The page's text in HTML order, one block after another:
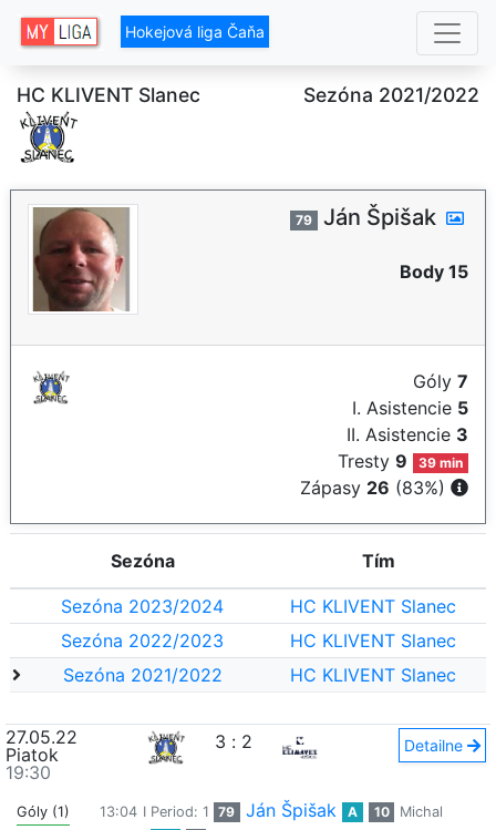
Hokejová liga Čaňa
HC KLIVENT Slanec Sezóna 2021/2022
79 Ján Špišak
Body 15
Góly 7
I. Asistencie 5
II. Asistencie 3
Tresty9 39 min
Zápasy 26 (83%)
Sezóna Tím
Sezóna 2023/2024
HC KLIVENT Slanec
Sezóna 2022/2023
HC KLIVENT Slanec
Sezóna 2021/2022
HC KLIVENT Slanec
27.05.22
Piatok
19:30
3 : 2 Detailne
Góly (1) 13:04 I Period: 1 79 Ján Špišak A 10
Michal